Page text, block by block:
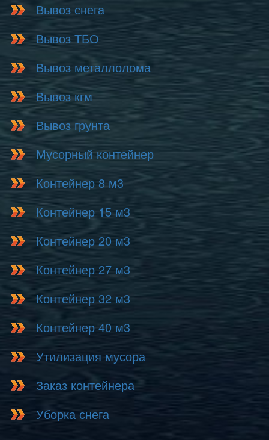
Вывоз снега
Вывоз ТБО
Вывоз металлолома
Вывоз кгм
Вывоз грунта
Мусорный контейнер
Контейнер 8 м3
Контейнер 15 м3
Контейнер 20 м3
Контейнер 27 м3
Контейнер 32 м3
Контейнер 40 м3
Утилизация мусора
Заказ контейнера
Уборка снега